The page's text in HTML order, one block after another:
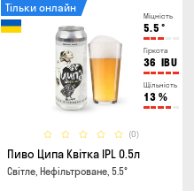
Міцність
5.5 °
Гіркота
36 IBU
Щільність
13 %
(0)
Тільки онлайн
Пиво Ципа Квітка IPL 0.5л
Світле, Нефільтроване, 5.5°